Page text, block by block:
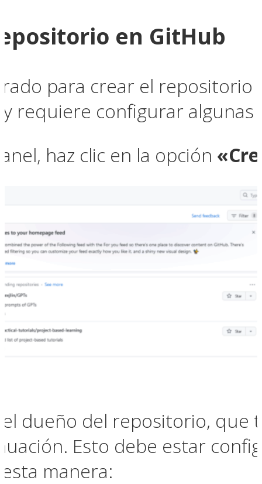
en GitHub
para crear el
requiere configurar algunas
haz clic en la opción
dueño del repositorio, que
Esto debe estar
manera: